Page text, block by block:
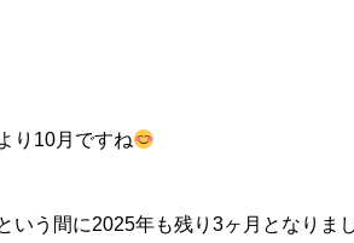
り10月ですね
いう間に2025年も残り3ヶ月となりま